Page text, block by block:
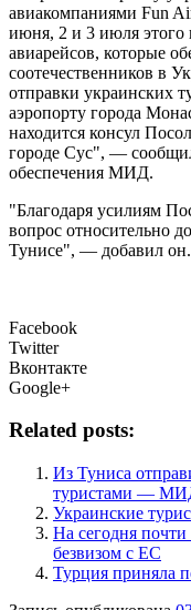
авиакомпаниями Fun
июня, 2 и 3 июля этого
авиарейсов, которые
соотечественников в
отправки украинских
аэропорту города
находится консул
городе Сус", —
обеспечения МИД.
"Благодаря усилиям
вопрос относительно
Тунисе", — добавил он.
Facebook
Twitter
Вконтакте
Google+
Related posts:
Из Туниса
туристами —
Украинские
На сегодня почти
безвизом с ЕС
Турция приняла